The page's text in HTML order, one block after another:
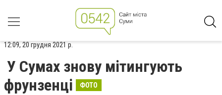
12:09, 20 грудня 2021 р.
У Сумах знову мітингують
фрунзенці
ФОТО